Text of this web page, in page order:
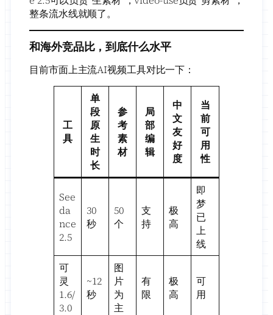
整条流水线就顺了。
和海外竞品比，到底什么水平
目前市面上主流AI视频工具对比一下：
工
具
单
段
原
生
时
长
参
考
素
材
局
部
编
辑
中
文
友
好
度
当
前
可
用
性
See
da
nce
2.5
30
秒
50
个
支
持
极
高
即
梦
已
上
线
可
灵
1.6/
3.0
~12
秒
图
片
为
主
有
限
极
高
可
用